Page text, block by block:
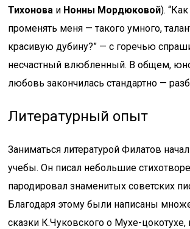
Тихонова и Нонны Мордюковой).
променять меня — такого умного,
красивую дубину?” — с горечью
несчастный влюбленный. В общем,
любовь закончилась стандартно —
Литературный опыт
Заниматься литературой Филатов
учебы. Он писал небольшие
пародировал знаменитых советских
Благодаря этому были написаны
сказки К.Чуковского о Мухе-